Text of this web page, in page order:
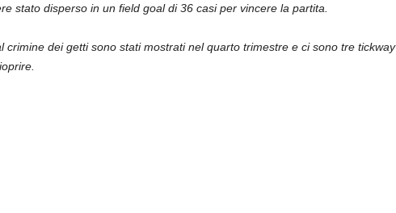
stato disperso in un field goal di 36 casi per vincere la partita.
crimine dei getti sono stati mostrati nel quarto trimestre e ci sono tre tickway